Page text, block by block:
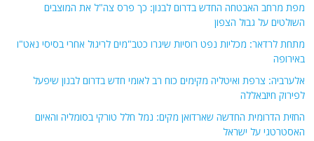
מפת מרחב האבטחה החדש בדרום לבנון: כך פרס צה"ל את המוצבים
השולטים על גבול הצפון
מתחת לרדאר: מכליות נפט רוסיות שיגרו כטב"מים לריגול אחרי בסיסי נאט"ו
באירופה
אלערביה: צרפת ואיטליה מקימים כוח רב לאומי חדש בדרום לבנון שיפעל
לפירוק חיזבאללה
החזית הדרומית החדשה שארדואן מקים: נמל חלל טורקי בסומליה והאיום
האסטרטגי על ישראל